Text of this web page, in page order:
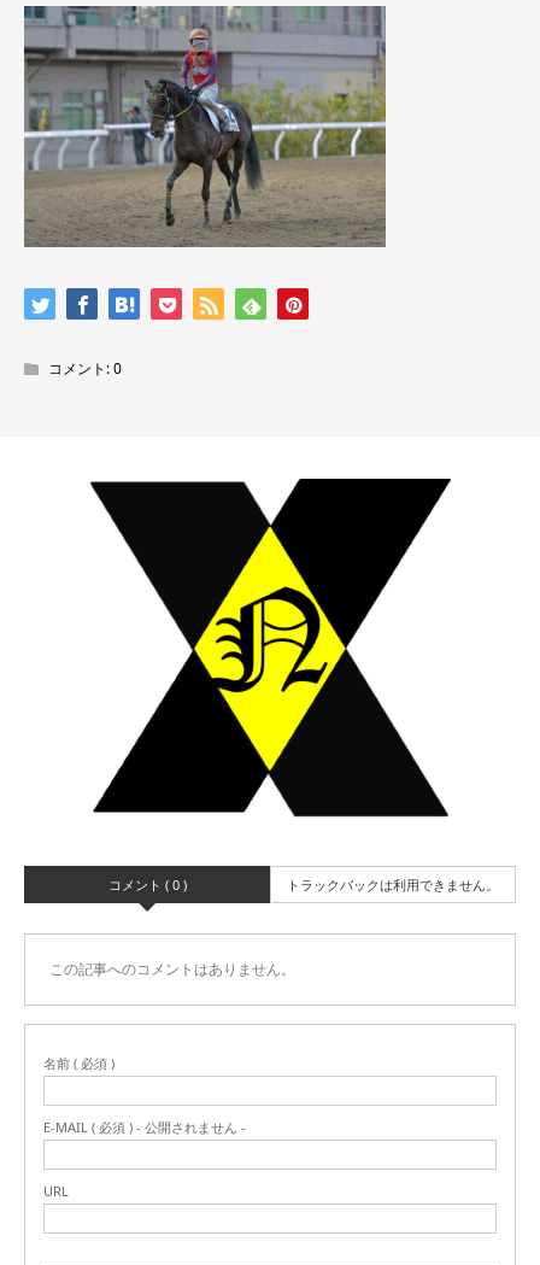
コメント:0
コメント ( 0 ) トラックバックは利用できません。
この記事へのコメントはありません。
名前 ( 必須 )
E-MAIL ( 必須 ) - 公開されません -
URL